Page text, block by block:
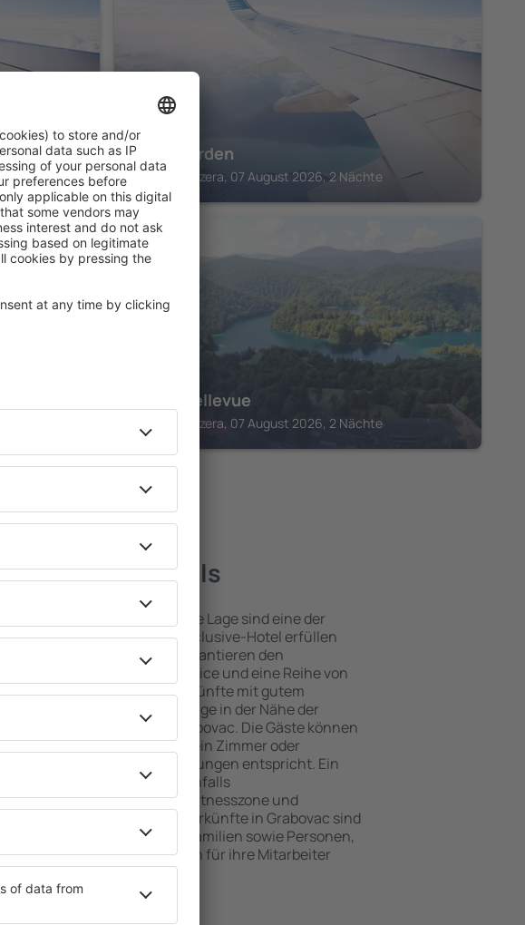
Etno Garden
Plitvicka Jezera, 07 August 2026, 2 Nächte
PLITVICKA JEZERA
Hotel Bellevue
Plitvicka Jezera, 07 August 2026, 2 Nächte
– beste Hotels
Service und eine attraktive Lage sind eine der
Bedingungen, die ein All-Inclusive-Hotel erfüllen
besten Hotels in Grabovac garantieren den
einen hervorragenden Service und eine Reihe von
Hochwertige Unterkünfte mit gutem
bieten eine ausgezeichnete Lage in der Nähe der
Sehenswürdigkeiten in Grabovac. Die Gäste können
Parkplätze nutzen und ein Zimmer oder
auswählen, das ihren Erwartungen entspricht. Ein
hohem Standard umfasst ebenfalls
Menü, SPA oder Fitnesszone und
für Kinder. Die besten Unterkünfte in Grabovac sind
Lösung für Paare, Familien sowie Personen,
reisen oder Schulungen für ihre Mitarbeiter
möchten.